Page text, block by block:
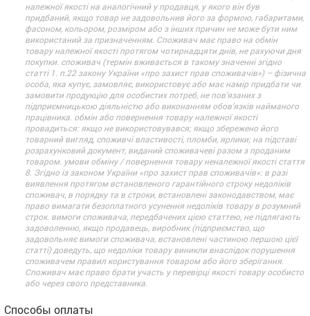
належної якості на аналогічний у продавця, у якого він був
придбаний, якщо товар не задовольнив його за формою, габаритами,
фасоном, кольором, розміром або з інших причин не може бути ним
використаний за призначенням. Споживач має право на обмін
товару належної якості протягом чотирнадцяти днів, не рахуючи дня
покупки. споживач (термін вживається в такому значенні згідно
статті 1. п.22 закону України «про захист прав споживачів») – фізична
особа, яка купує, замовляє, використовує або має намір придбати чи
замовити продукцію для особистих потреб, не пов’язаних з
підприємницькою діяльністю або виконанням обов’язків найманого
працівника. обмін або повернення товару належної якості
провадиться: якщо не використовувався; якщо збережено його
товарний вигляд, споживчі властивості, пломби, ярлики; на підставі
розрахунковий документ, виданий споживачеві разом з проданим
товаром. умови обміну / повернення товару неналежної якості стаття
8. Згідно із законом України «про захист прав споживачів»: в разі
виявлення протягом встановленого гарантійного строку недоліків
споживач, в порядку та в строки, встановлені законодавством, має
право вимагати безоплатного усунення недоліків товару в розумний
строк. вимоги споживача, передбачених цією статтею, не підлягають
задоволенню, якщо продавець, виробник (підприємство, що
задовольняє вимоги споживача, встановлені частиною першою цієї
статті) доведуть, що недоліки товару виникли внаслідок порушення
споживачем правил користування товаром або його зберігання.
Споживач має право брати участь у перевірці якості товару особисто
або через свого представника.
Способы оплаты